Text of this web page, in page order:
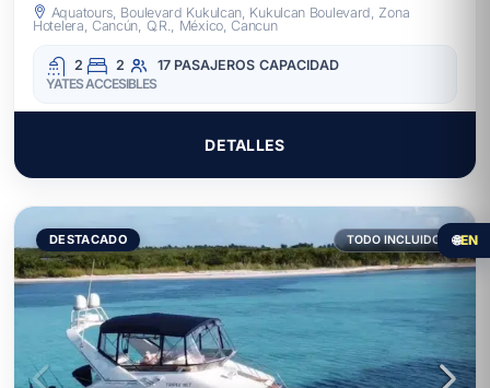
Aquatours, Boulevard Kukulcan, Kukulcan Boulevard, Zona
Hotelera, Cancún, Q.R., México, Cancun
2 2 17 PASAJEROS CAPACIDAD
YATES ACCESIBLES
DETALLES
DESTACADO TODO INCLUIDO 🌐EN